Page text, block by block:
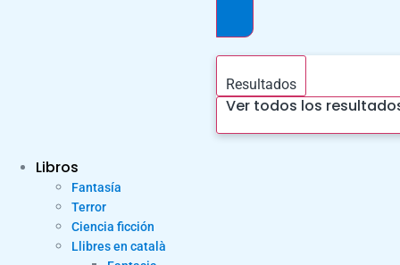
Resultados
Ver todos los
Libros
Fantasía
Terror
Ciencia ficción
Llibres en català